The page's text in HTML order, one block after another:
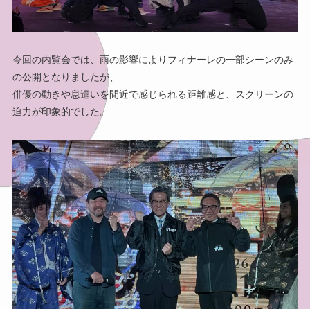
今回の内覧会では、雨の影響によりフィナーレの一部シーンのみ
の公開となりましたが、
俳優の動きや息遣いを間近で感じられる距離感と、スクリーンの
迫力が印象的でした。